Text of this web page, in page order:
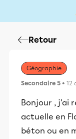
Retour
Géographie
Secondaire 5 • 12
Bonjour , j'ai
actuelle en
béton ou en